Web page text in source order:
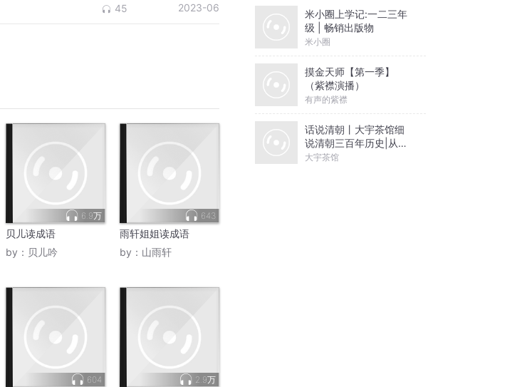
45 2023-06
6.9万
贝儿读成语
by： 贝儿吟
643
雨轩姐姐读成语
by： 山雨轩
604 2.9万
米小圈上学记:一二三年
级 | 畅销出版物
米小圈
摸金天师【第一季】
（紫襟演播）
有声的紫襟
话说清朝丨大宇茶馆细
说清朝三百年历史|从努
尔哈赤到末代皇帝溥仪|
大宇茶馆